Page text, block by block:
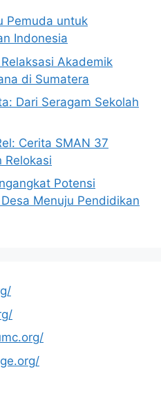
Pemuda untuk
Indonesia
Akademik
di Sumatera
Dari Seragam Sekolah
Cerita SMAN 37
Relokasi
Potensi
Menuju Pendidikan